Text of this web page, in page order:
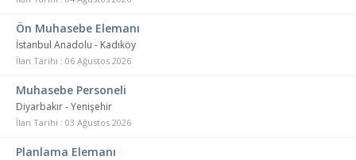
Ön Muhasebe Elemanı
İstanbul Anadolu - Kadıköy
İlan Tarihi : 06 Ağustos 2026
Muhasebe Personeli
Diyarbakır - Yenişehir
İlan Tarihi : 03 Ağustos 2026
Planlama Elemanı